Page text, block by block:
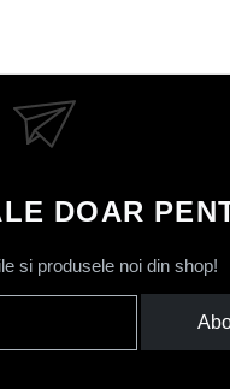
DOAR
si produsele noi din shop!